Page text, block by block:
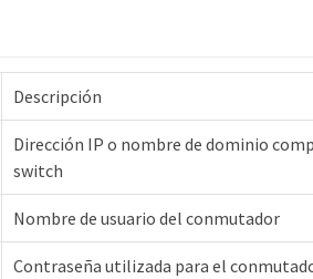
Descripción
Dirección IP o nombre de dominio
switch
Nombre de usuario del conmutador
Contraseña utilizada para el